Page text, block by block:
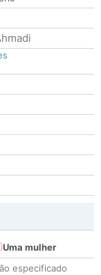
Uma mulher
especificado